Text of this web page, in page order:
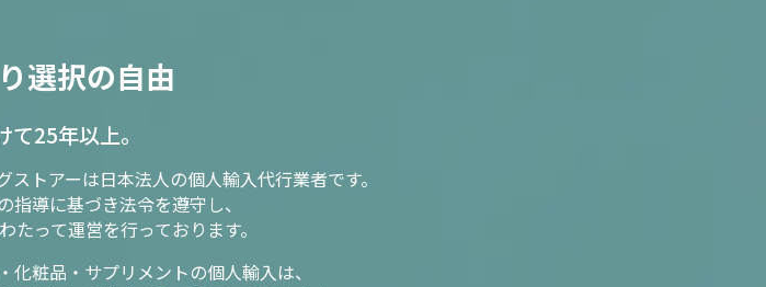
選択の自由
て25年以上。
ストアーは日本法人の個人輸入代行業者です。
指導に基づき法令を遵守し、
たって運営を行っております。
化粧品・サプリメントの個人輸入は、